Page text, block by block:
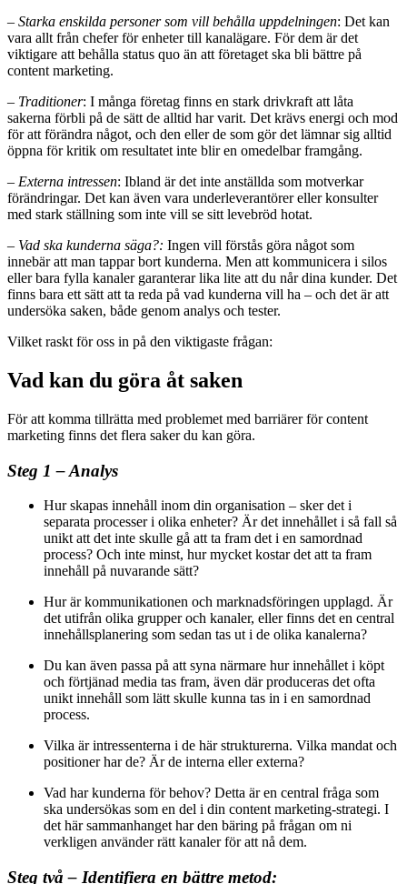
– Starka enskilda personer som vill behålla uppdelningen: Det kan
vara allt från chefer för enheter till kanalägare. För dem är det
viktigare att behålla status quo än att företaget ska bli bättre på
content marketing.
– Traditioner: I många företag finns en stark drivkraft att låta
sakerna förbli på de sätt de alltid har varit. Det krävs energi och mod
för att förändra något, och den eller de som gör det lämnar sig alltid
öppna för kritik om resultatet inte blir en omedelbar framgång.
– Externa intressen: Ibland är det inte anställda som motverkar
förändringar. Det kan även vara underleverantörer eller konsulter
med stark ställning som inte vill se sitt levebröd hotat.
– Vad ska kunderna säga?: Ingen vill förstås göra något som
innebär att man tappar bort kunderna. Men att kommunicera i silos
eller bara fylla kanaler garanterar lika lite att du når dina kunder. Det
finns bara ett sätt att ta reda på vad kunderna vill ha – och det är att
undersöka saken, både genom analys och tester.
Vilket raskt för oss in på den viktigaste frågan:
Vad kan du göra åt saken
För att komma tillrätta med problemet med barriärer för content
marketing finns det flera saker du kan göra.
Steg 1 – Analys
Hur skapas innehåll inom din organisation – sker det i
separata processer i olika enheter? Är det innehållet i så fall så
unikt att det inte skulle gå att ta fram det i en samordnad
process? Och inte minst, hur mycket kostar det att ta fram
innehåll på nuvarande sätt?
Hur är kommunikationen och marknadsföringen upplagd. Är
det utifrån olika grupper och kanaler, eller finns det en central
innehållsplanering som sedan tas ut i de olika kanalerna?
Du kan även passa på att syna närmare hur innehållet i köpt
och förtjänad media tas fram, även där produceras det ofta
unikt innehåll som lätt skulle kunna tas in i en samordnad
process.
Vilka är intressenterna i de här strukturerna. Vilka mandat och
positioner har de? Är de interna eller externa?
Vad har kunderna för behov? Detta är en central fråga som
ska undersökas som en del i din content marketing-strategi. I
det här sammanhanget har den bäring på frågan om ni
verkligen använder rätt kanaler för att nå dem.
Steg två – Identifiera en bättre metod: